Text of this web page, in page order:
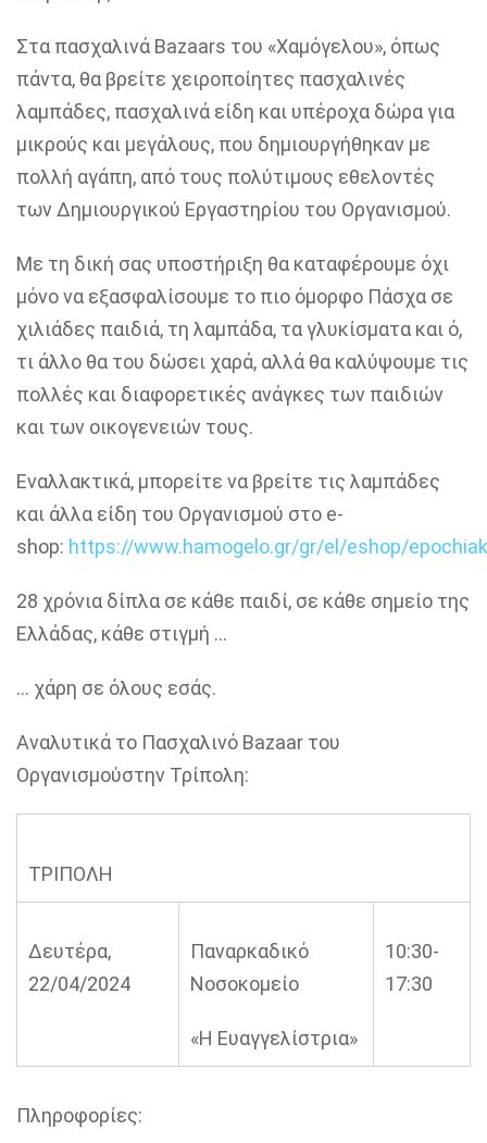
Στα πασχαλινά Bazaars του «Χαμόγελου», όπως
πάντα, θα βρείτε χειροποίητες πασχαλινές
λαμπάδες, πασχαλινά είδη και υπέροχα δώρα για
μικρούς και μεγάλους, που δημιουργήθηκαν με
πολλή αγάπη, από τους πολύτιμους εθελοντές
των Δημιουργικού Εργαστηρίου του Οργανισμού.
Με τη δική σας υποστήριξη θα καταφέρουμε όχι
μόνο να εξασφαλίσουμε το πιο όμορφο Πάσχα σε
χιλιάδες παιδιά, τη λαμπάδα, τα γλυκίσματα και ό,
τι άλλο θα του δώσει χαρά, αλλά θα καλύψουμε τις
πολλές και διαφορετικές ανάγκες των παιδιών
και των οικογενειών τους.
Εναλλακτικά, μπορείτε να βρείτε τις λαμπάδες
και άλλα είδη του Οργανισμού στο e-
shop: https://www.hamogelo.gr/gr/el/eshop/
28 χρόνια δίπλα σε κάθε παιδί, σε κάθε σημείο της
Ελλάδας, κάθε στιγμή …
… χάρη σε όλους εσάς.
Αναλυτικά το Πασχαλινό Bazaar του
Οργανισμούστην Τρίπολη:
ΤΡΙΠΟΛΗ
Δευτέρα,
22/04/2024
Παναρκαδικό
Νοσοκομείο
«Η Ευαγγελίστρια»
10:30-
17:30
Πληροφορίες: